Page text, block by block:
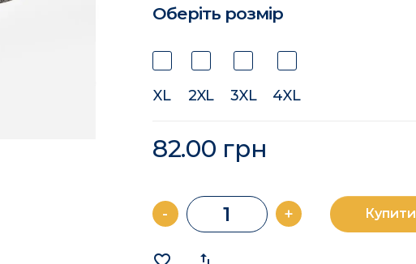
Оберіть розмір
XL 2XL 3XL 4XL
82.00 грн
- + Купити